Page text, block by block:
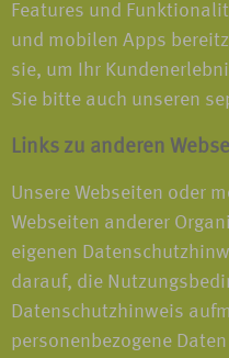
Features und
und mobilen Apps
sie, um Ihr
Sie bitte auch unseren
Links zu anderen
Unsere Webseiten oder
Webseiten anderer
eigenen
darauf, die
Datenschutzhinweis
personenbezogene